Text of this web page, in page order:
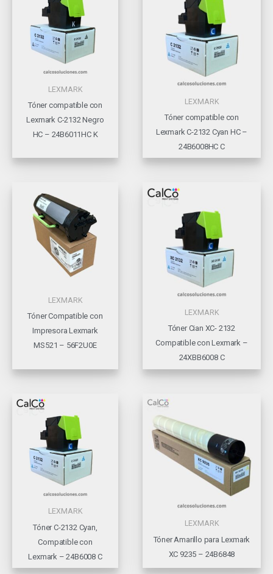
LEXMARK
Tóner compatible con
Lexmark C-2132 Negro
HC – 24B6011HC K
LEXMARK
Tóner compatible con
Lexmark C-2132 Cyan HC –
24B6008HC C
LEXMARK
Tóner Compatible con
Impresora Lexmark
MS521 – 56F2U0E
LEXMARK
Tóner Cian XC- 2132
Compatible con Lexmark –
24XBB6008 C
LEXMARK
Tóner C-2132 Cyan,
Compatible con
Lexmark – 24B6008 C
LEXMARK
Tóner Amarillo para Lexmark
XC 9235 – 24B6848